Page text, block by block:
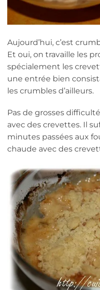
Aujourd’hui, c’est
Et oui, on travaille les
spécialement les
une entrée bien
les crumbles d’ailleurs.
Pas de grosses
avec des crevettes. Il
minutes passées aux
chaude avec des